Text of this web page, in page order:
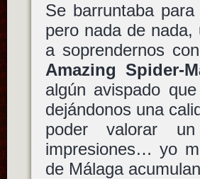
Se barruntaba
pero nada de
a soprendernos
Amazing Spider-
algún avispado
dejándonos una
poder valorar
impresiones… yo
de Málaga